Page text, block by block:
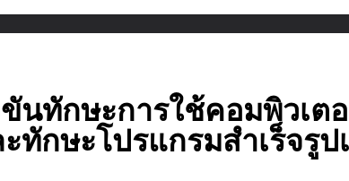
นทักษะการใช้คอมพิวเต
ทักษะโปรแกรมสำเร็จรู